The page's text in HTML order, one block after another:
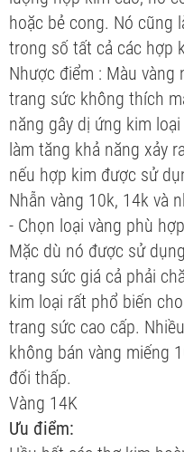
hoặc bẻ cong. Nó cũng
trong số tất cả các hợp
Nhược điểm : Màu
trang sức không thích
năng gây dị ứng kim
làm tăng khả năng xảy
nếu hợp kim được sử
Nhẫn vàng 10k, 14k và
- Chọn loại vàng phù
Mặc dù nó được sử
trang sức giá cả phải
kim loại rất phổ biến
trang sức cao cấp.
không bán vàng miếng
đối thấp.
Vàng 14K
Ưu điểm: